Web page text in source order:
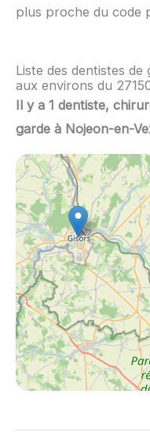
plus proche du code
Liste des dentistes
aux environs du
Il y a 1 dentiste,
garde à Nojeon-en-